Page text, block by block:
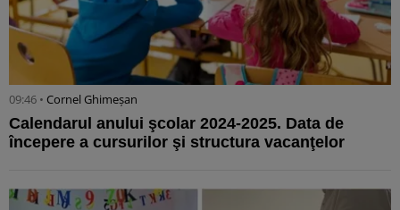
09:46 • Cornel Ghimeșan
Calendarul anului şcolar 2024-2025. Data de
începere a cursurilor şi structura vacanţelor